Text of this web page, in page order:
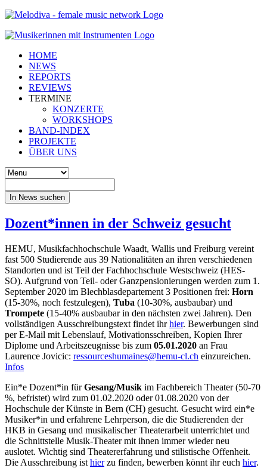
HOME
NEWS
REPORTS
REVIEWS
TERMINE
KONZERTE
WORKSHOPS
BAND-INDEX
PROJEKTE
ÜBER UNS
In News suchen
Dozent*innen in der Schweiz gesucht
HEMU, Musikfachhochschule Waadt, Wallis und Freiburg vereint
fast 500 Studierende aus 39 Nationalitäten an ihren verschiedenen
Standorten und ist Teil der Fachhochschule Westschweiz (HES-
SO). Aufgrund von Teil- oder Ganzpensionierungen werden zum 1.
September 2020 im Blechblasdepartement 3 Positionen frei: Horn
(15-30%, noch festzulegen), Tuba (10-30%, ausbaubar) und
Trompete (15-40% ausbaubar in den nächsten zwei Jahren). Den
vollständigen Ausschreibungstext findet ihrhier. Bewerbungen sind
per E-Mail mit Lebenslauf, Motivationsschreiben, Kopien Ihrer
Diplome und Arbeitszeugnisse bis zum 05.01.2020 an Frau
Laurence Jovicic:
hc.lc
-umeh
@seni
amuhs
ecruo
sser
einzureichen.
Infos
Ein*e Dozent*in fürGesang/Musik im Fachbereich Theater (50-70
%, befristet) wird zum 01.02.2020 oder 01.08.2020 von der
Hochschule der Künste in Bern (CH) gesucht. Gesucht wird ein*e
Musiker*in und erfahrene Lehrperson, die die Studierenden der
HKB in Gesang und musikalischer Theaterarbeit unterrichtet und
die Schnittstelle Musik-Theater mit ihnen immer wieder neu
auslotet. Wichtig sind Theatererfahrung und stilistische Offenheit.
Die Ausschreibung ist hierzu finden, bewerben könnt ihr euch hier.